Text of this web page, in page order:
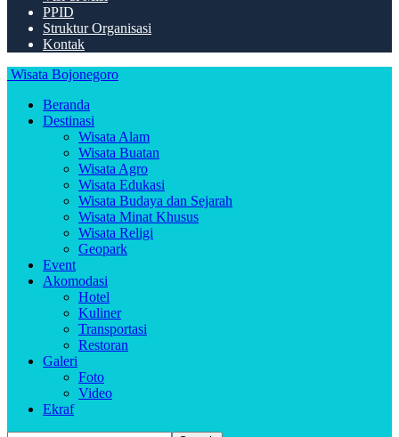
PPID
Struktur Organisasi
Kontak
Wisata Bojonegoro
Beranda
Destinasi
Wisata Alam
Wisata Buatan
Wisata Agro
Wisata Edukasi
Wisata Budaya dan Sejarah
Wisata Minat Khusus
Wisata Religi
Geopark
Event
Akomodasi
Hotel
Kuliner
Transportasi
Restoran
Galeri
Foto
Video
Ekraf